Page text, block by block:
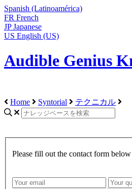
Spanish (Latinoamérica)
FR French
JP Japanese
US English (US)
Audible Genius
Home
Syntorial テクニカル
Please fill out the contact form